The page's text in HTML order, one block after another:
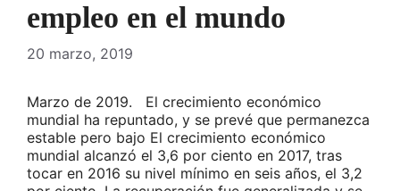
empleo en el mundo
20 marzo, 2019
Marzo de 2019. El crecimiento económico
mundial ha repuntado, y se prevé que permanezca
estable pero bajo El crecimiento económico
mundial alcanzó el 3,6 por ciento en 2017, tras
tocar en 2016 su nivel mínimo en seis años, el 3,2